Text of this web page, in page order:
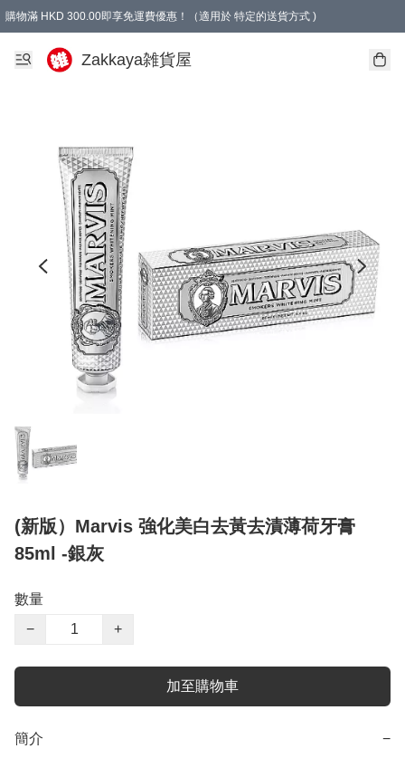
購物滿 HKD 300.00即享免運費優惠！（適用於 特定的送貨方式 )
Zakkaya雑貨屋
(新版）Marvis 強化美白去黃去漬薄荷牙膏
85ml -銀灰
數量
−
+
加至購物車
簡介 −